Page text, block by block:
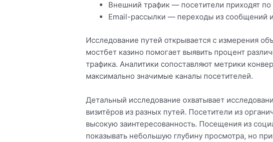
Внешний трафик — посетители приходят по
Email-рассылки — переходы из сообщений
Исследование путей открывается с измерения
мостбет казино помогает выявить процент
трафика. Аналитики сопоставляют метрики
максимально значимые каналы посетителей.
Детальный исследование охватывает
визитёров из разных путей. Посетители из
высокую заинтересованность. Посещения из
показывать небольшую глубину просмотра, но